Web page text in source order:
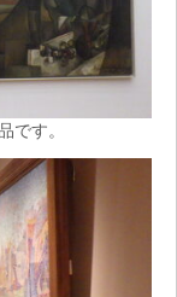
です。